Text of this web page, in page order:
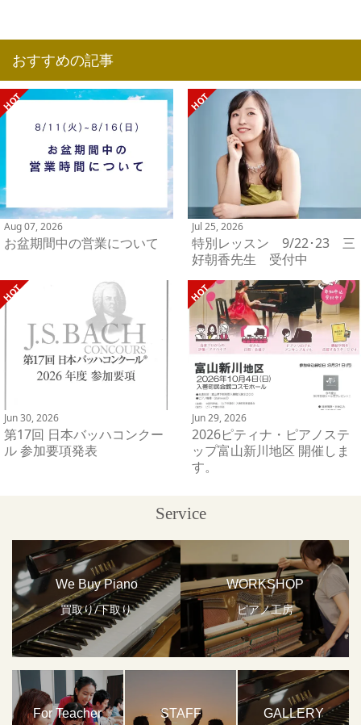
おすすめの記事
Aug 07, 2026
お盆期間中の営業について
Jul 25, 2026
特別レッスン 9/22･23 三
好朝香先生 受付中
Jun 30, 2026
第17回 日本バッハコンクー
ル 参加要項発表
Jun 29, 2026
2026ピティナ・ピアノステ
ップ富山新川地区 開催しま
す。
Service
We Buy Piano
買取り/下取り
WORKSHOP
ピアノ工房
For Teacher STAFF GALLERY